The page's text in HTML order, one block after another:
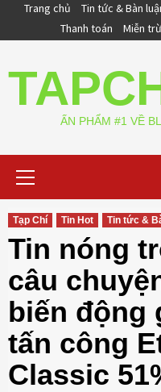
Trang chủ Tin tức & Bàn
Thanh toán
Miễn
ẤN PHẨM #1 VỀ
Tạp Chí Tin Hot Tin tức &
Tin nóng
câu
biến động
tấn công
Classic